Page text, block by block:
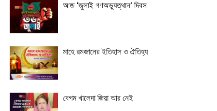
আজ ‘জুলাই গণঅভ্যুত্থান’ দিবস
মাহে রমজানের ইতিহাস ও ঐতিহ্য
বেগম খালেদা জিয়া আর নেই